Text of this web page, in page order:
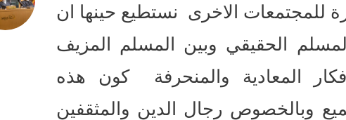
للمجتمعات الاخرى نستطيع حينها ان
الحقيقي وبين المسلم المزيف
المعادية والمنحرفة كون هذه
وبالخصوص رجال الدين والمثقفين